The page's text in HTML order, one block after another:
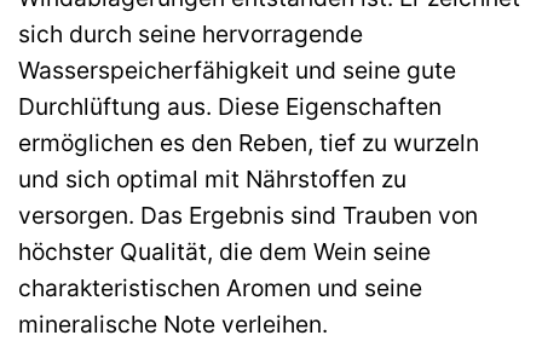
sich durch seine hervorragende
Wasserspeicherfähigkeit und seine gute
Durchlüftung aus. Diese Eigenschaften
ermöglichen es den Reben, tief zu wurzeln
und sich optimal mit Nährstoffen zu
versorgen. Das Ergebnis sind Trauben von
höchster Qualität, die dem Wein seine
charakteristischen Aromen und seine
mineralische Note verleihen.